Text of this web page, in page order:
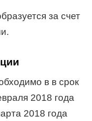
за счет
в в срок
2018 года
2018 года